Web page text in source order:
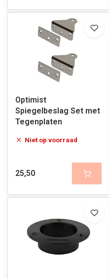
Optimist
Spiegelbeslag Set met
Tegenplaten
Niet op voorraad
25,50